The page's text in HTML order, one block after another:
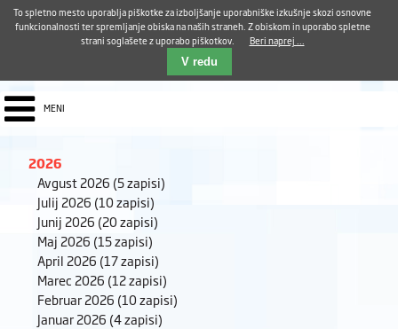
E-pošta ZUDV
Iskalnik
MENI
2026
Avgust 2026 (5 zapisi)
Julij 2026 (10 zapisi)
Junij 2026 (20 zapisi)
Maj 2026 (15 zapisi)
April 2026 (17 zapisi)
Marec 2026 (12 zapisi)
Februar 2026 (10 zapisi)
Januar 2026 (4 zapisi)
To spletno mesto uporablja piškotke za izboljšanje uporabniške izkušnje skozi osnovne
funkcionalnosti ter spremljanje obiska na naših straneh. Z obiskom in uporabo spletne
strani soglašete z uporabo piškotkov.
Beri naprej ...
V redu